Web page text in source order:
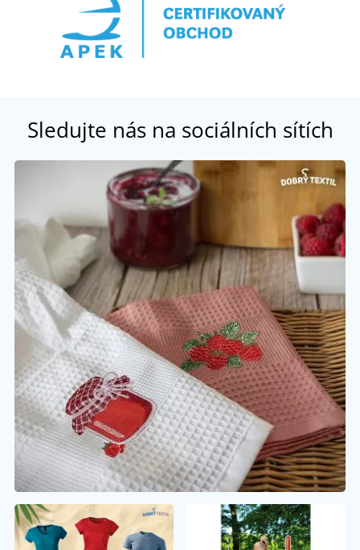
Sledujte nás na sociálních sítích